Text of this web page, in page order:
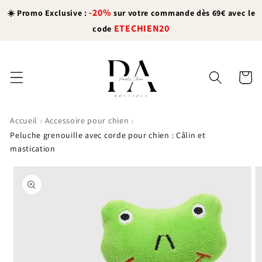
passer
☀️ Promo Exclusive :-20% sur votre commande dès 69€ avec le
code ETECHIEN20
Panier
Accueil › Accessoire pour chien ›
Peluche grenouille avec corde pour chien : Câlin et
mastication
informations
produits